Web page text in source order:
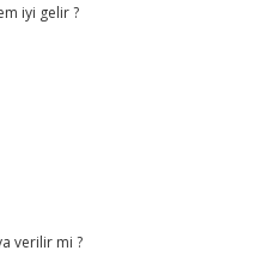
iyi gelir ?
verilir mi ?